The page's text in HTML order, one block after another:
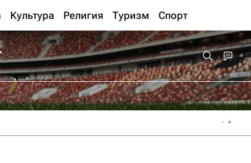
Культура Религия Туризм Спорт